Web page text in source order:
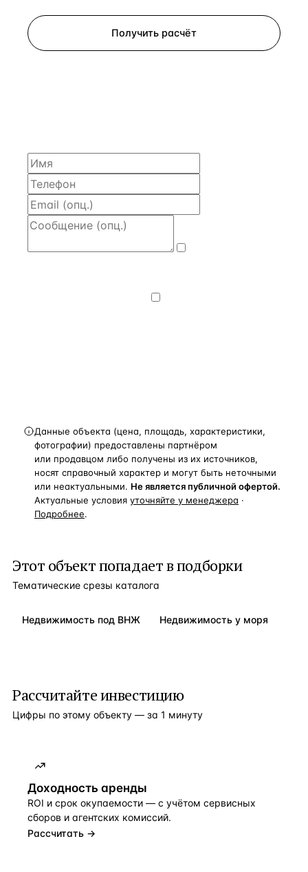
Получить расчёт
Данные объекта (цена, площадь, характеристики,
фотографии) предоставлены партнёром
или продавцом либо получены из их источников,
носят справочный характер и могут быть неточными
или неактуальными. Не является публичной офертой.
Актуальные условия уточняйте у менеджера ·
Подробнее.
Этот объект попадает в подборки
Тематические срезы каталога
Недвижимость под ВНЖ Недвижимость у моря
Рассчитайте инвестицию
Цифры по этому объекту — за 1 минуту
Доходность аренды
ROI и срок окупаемости — с учётом сервисных
сборов и агентских комиссий.
Рассчитать →